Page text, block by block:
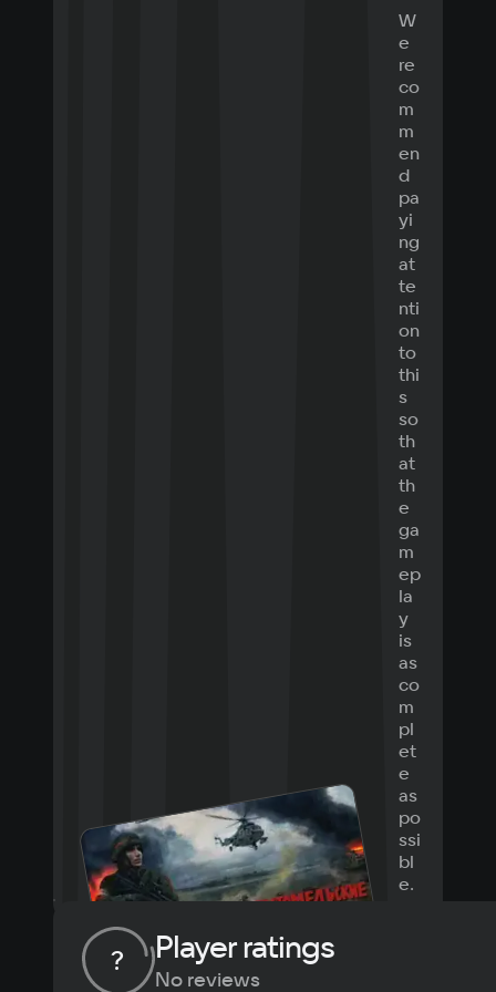
W
e
re
co
m
m
en
d
pa
yi
ng
at
te
nti
on
to
thi
s
so
th
at
th
e
ga
m
ep
la
y
is
as
co
m
pl
et
e
as
po
ssi
bl
e.
? Player ratings
No reviews